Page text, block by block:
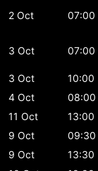
2 Oct 07:00
3 Oct 07:00
3 Oct
10:00
4 Oct
08:00
11 Oct
13:00
9 Oct
09:30
9 Oct
13:30